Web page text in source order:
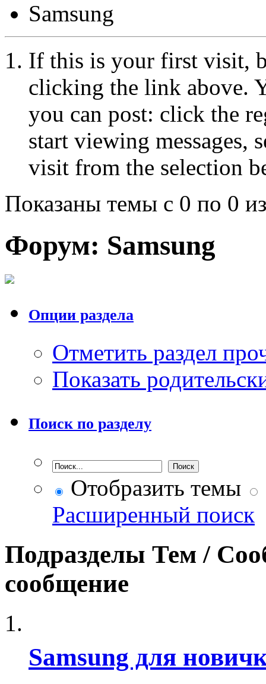
Samsung
If this is your first visit,
clicking the link above.
you can post: click the
start viewing messages,
visit from the selection
Показаны темы с 0 по 0
Форум: Samsung
Опции раздела
Отметить раздел
Показать
Поиск по разделу
Отобразить темы
Расширенный поиск
Подразделы Тем /
сообщение
Samsung для